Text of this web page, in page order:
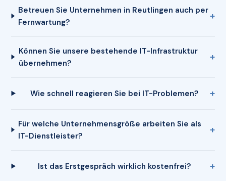
Betreuen Sie Unternehmen in Reutlingen auch per
Fernwartung?
Können Sie unsere bestehende IT-Infrastruktur
übernehmen?
Wie schnell reagieren Sie bei IT-Problemen?
Für welche Unternehmensgröße arbeiten Sie als
IT-Dienstleister?
Ist das Erstgespräch wirklich kostenfrei?